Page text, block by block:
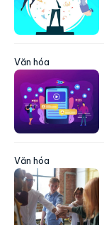
Văn hóa
Văn hóa